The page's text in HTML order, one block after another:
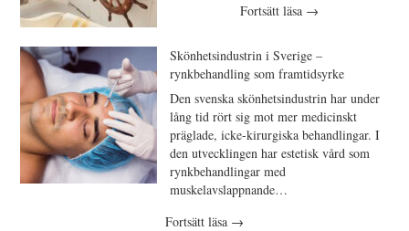
Fortsätt läsa →
Skönhetsindustrin i Sverige –
rynkbehandling som framtidsyrke
Den svenska skönhetsindustrin har under
lång tid rört sig mot mer medicinskt
präglade, icke-kirurgiska behandlingar. I
den utvecklingen har estetisk vård som
rynkbehandlingar med
muskelavslappnande…
Fortsätt läsa →